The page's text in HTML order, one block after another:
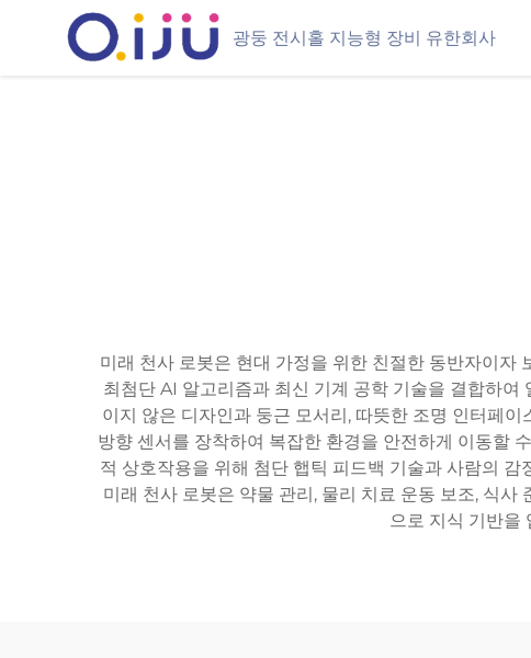
광둥 전시홀 지능형 장비 유한회사
미래 천사 로봇은 현대 가정을 위한 친절한 동반자이자
최첨단 AI 알고리즘과 최신 기계 공학 기술을 결합하
이지 않은 디자인과 둥근 모서리, 따뜻한 조명 인터페
방향 센서를 장착하여 복잡한 환경을 안전하게 이동할
적 상호작용을 위해 첨단 햅틱 피드백 기술과 사람의
미래 천사 로봇은 약물 관리, 물리 치료 운동 보조, 식
으로 지식 기반을